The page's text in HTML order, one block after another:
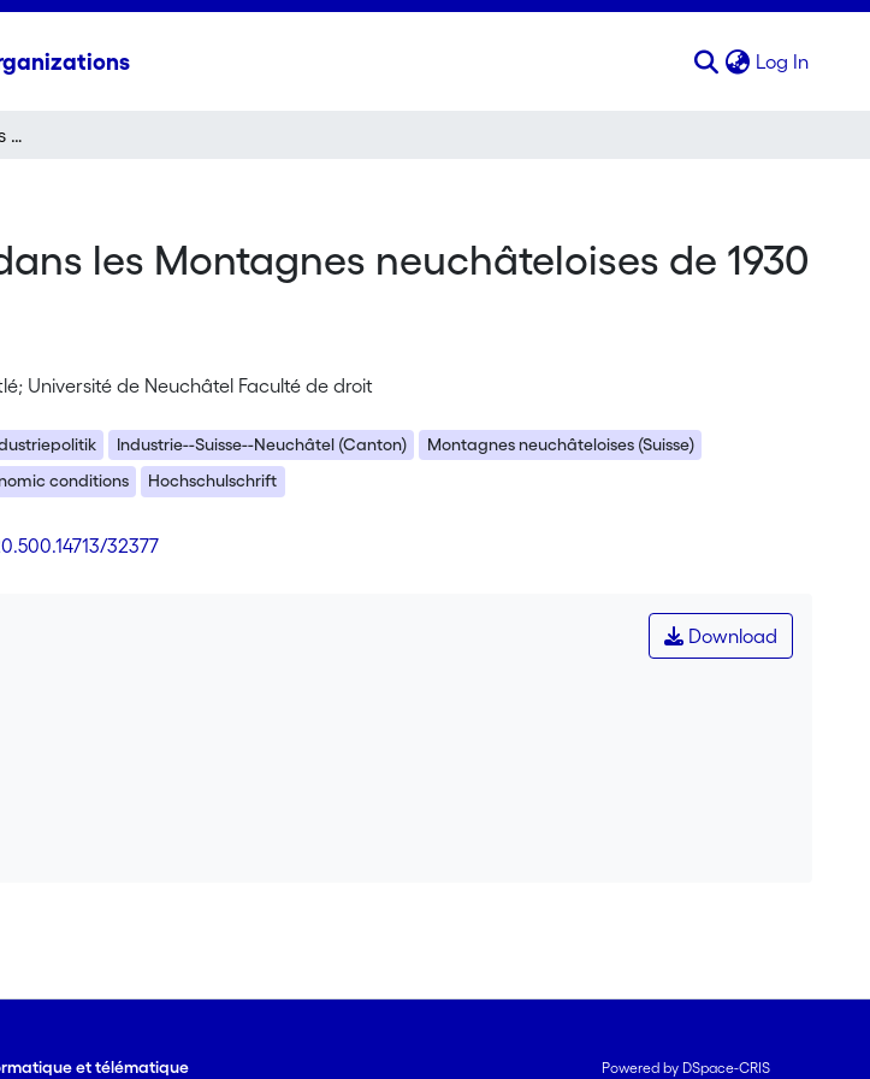
Log In
L'introduction d'industries nouvelles dans les Montagnes neuchâteloises de 1930 à fin 1938
les Montagnes neuchâteloises de 1930
Université de Neuchâtel Faculté de droit
Industrie--Suisse--Neuchâtel (Canton)
Montagnes neuchâteloises (Suisse)
conditions
Hochschulschrift
32377
Download
et télématique Powered by DSpace-CRIS